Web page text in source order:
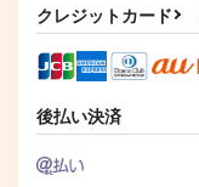
クレジットカード
後払い決済